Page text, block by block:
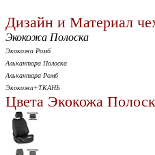
Дизайн и Материал
Экокожа Полоска
Экокожа Ромб
Алькантара Полоска
Алькантара Ромб
Экокожа+ТКАНЬ
Цвета Экокожа